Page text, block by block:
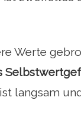
Werte
langsam